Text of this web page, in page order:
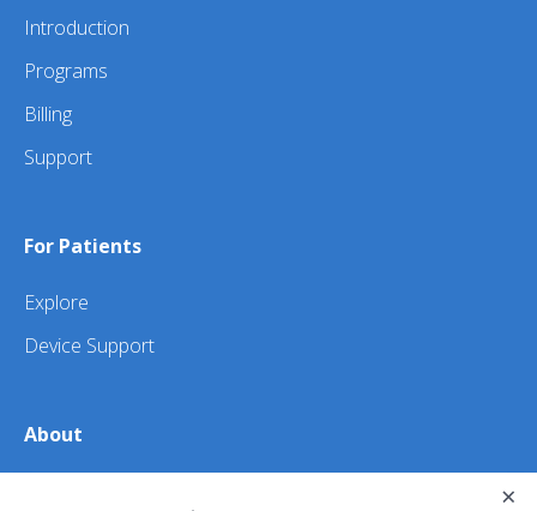
Introduction
Programs
Billing
Support
For Patients
Explore
Device Support
About
×